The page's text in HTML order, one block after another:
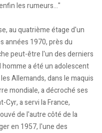
les rumeurs..."
au quatrième étage d'un
années 1970, près du
peut-être l'un des derniers
a été un adolescent
Allemands, dans le maquis
mondiale, a décroché ses
Cyr, a servi la France,
de l'autre côté de la
en 1957, l'une des